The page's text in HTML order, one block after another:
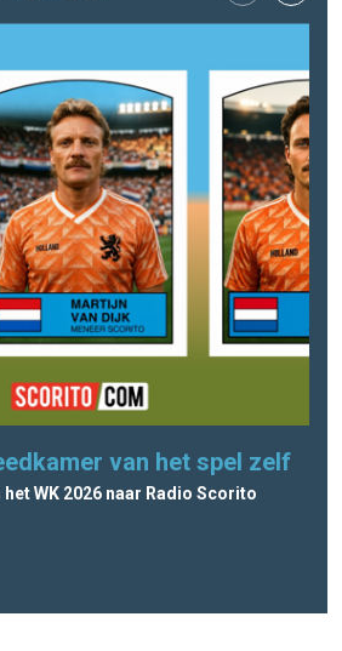
van het spel zelf
WK 2026 naar Radio Scorito